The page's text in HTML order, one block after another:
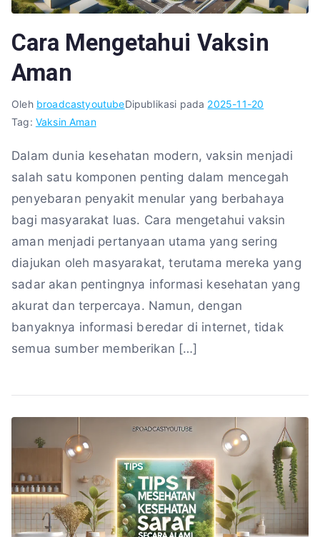
Cara Mengetahui Vaksin
Aman
Oleh broadcastyoutubeDipublikasi pada 2025-11-20
Tag: Vaksin Aman
Dalam dunia kesehatan modern, vaksin menjadi
salah satu komponen penting dalam mencegah
penyebaran penyakit menular yang berbahaya
bagi masyarakat luas. Cara mengetahui vaksin
aman menjadi pertanyaan utama yang sering
diajukan oleh masyarakat, terutama mereka yang
sadar akan pentingnya informasi kesehatan yang
akurat dan terpercaya. Namun, dengan
banyaknya informasi beredar di internet, tidak
semua sumber memberikan […]